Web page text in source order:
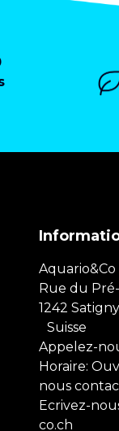
Aquario&Co
Rue du
1242 Satigny
Suisse
Appelez-
Horaire:
nous
Ecrivez-
co.ch